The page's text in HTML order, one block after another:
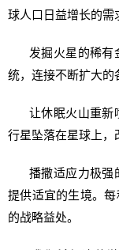
球人口日益增长的需
发掘火星的稀有
统，连接不断扩大的
让休眠火山重新
行星坠落在星球上，
播撒适应力极强
提供适宜的生境。
的战略益处。